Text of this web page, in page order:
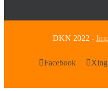
DKN 2022 -
Facebook Xing